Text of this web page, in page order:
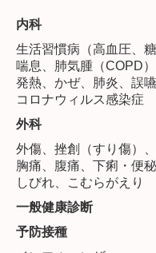
内科
生活習慣病（高血圧、
喘息、肺気腫（COPD
発熱、かぜ、肺炎、誤
コロナウィルス感染症
外科
外傷、挫創（すり傷）
胸痛、腹痛、下痢・便
しびれ、こむらがえり
一般健康診断
予防接種